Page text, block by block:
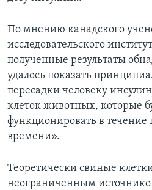
По мнению канадского
исследовательского
полученные результаты
удалось показать
пересадки человеку
клеток животных, которые
функционировать в течение
времени».
Теоретически свиные
неограниченным